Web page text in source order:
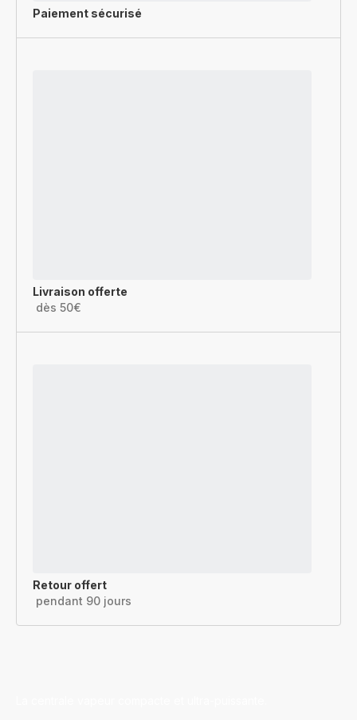
Paiement sécurisé
Livraison offerte
dès 50€
Retour offert
pendant 90 jours